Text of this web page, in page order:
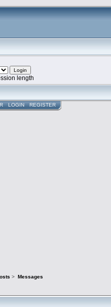
length
LOGIN REGISTER
> Messages